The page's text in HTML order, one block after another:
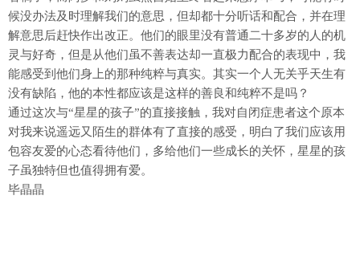
候没办法及时理解我们的意思，但却都十分听话和配合，并在理
解意思后赶快作出改正。他们的眼里没有普通二十多岁的人的机
灵与好奇，但是从他们虽不善表达却一直极力配合的表现中，我
能感受到他们身上的那种纯粹与真实。其实一个人无关乎天生有
没有缺陷，他的本性都应该是这样的善良和纯粹不是吗？
通过这次与“星星的孩子”的直接接触，我对自闭症患者这个原本
对我来说遥远又陌生的群体有了直接的感受，明白了我们应该用
包容友爱的心态看待他们，多给他们一些成长的关怀，星星的孩
子虽独特但也值得拥有爱。
毕晶晶